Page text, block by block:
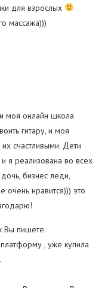
для взрослых
массажа)))
моя онлайн школа
гитару, и моя
счастливыми. Дети
я реализована во всех
бизнес леди,
очень нравится))) это
Вы пишете.
, уже купила